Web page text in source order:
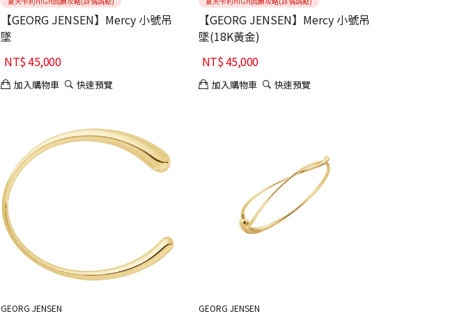
【GEORG JENSEN】Mercy 小號吊
墜
NT$45,000
加入購物車 快速預覽
【GEORG JENSEN】Mercy 小號吊
墜(18K黃金)
NT$45,000
加入購物車 快速預覽
GEORG JENSEN GEORG JENSEN